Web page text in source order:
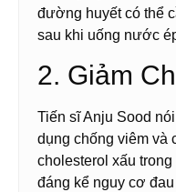
đường huyết có thể
sau khi uống nước
2. Giảm
Tiến sĩ Anju Sood
dụng chống viêm và
cholesterol xấu
đáng kể nguy cơ